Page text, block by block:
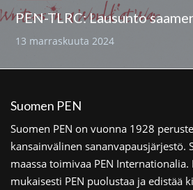
13 marraskuuta 2024
Suomen PEN
Suomen PEN on vuonna 1928
kansainvälinen sananvapausjärjestö.
maassa toimivaa PEN Internationalia.
mukaisesti PEN puolustaa ja edistää